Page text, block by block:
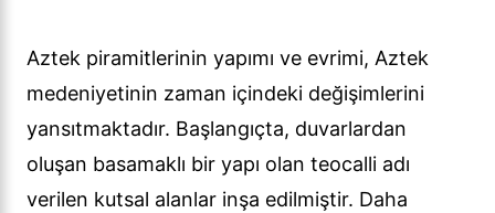
Aztek piramitlerinin yapımı ve evrimi, Aztek
medeniyetinin zaman içindeki değişimlerini
yansıtmaktadır. Başlangıçta, duvarlardan
oluşan basamaklı bir yapı olan teocalli adı
verilen kutsal alanlar inşa edilmiştir. Daha